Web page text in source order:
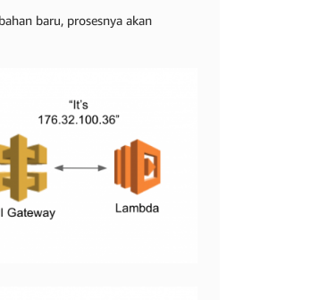
baru, prosesnya akan